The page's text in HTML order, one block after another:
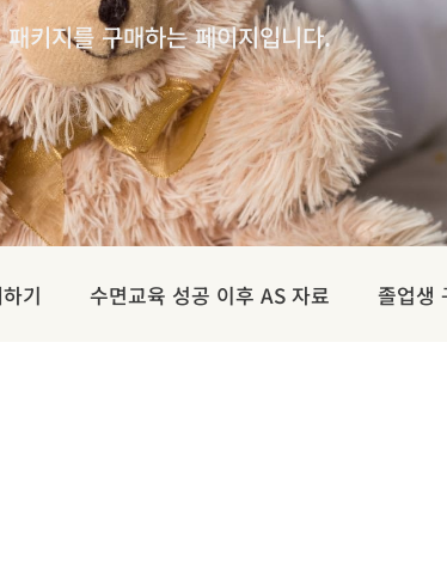
키지를 구매하는 페이지입니다.
기 수면교육 성공 이후 AS 자료 졸업생